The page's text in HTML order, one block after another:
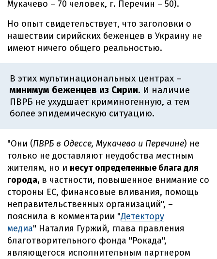
Мукачево – 70 человек, г. Перечин – 50).
Но опыт свидетельствует, что заголовки о
нашествии сирийских беженцев в Украину не
имеют ничего общего реальностью.
В этих мультинациональных центрах –
минимум беженцев из Сирии. И наличие
ПВРБ не ухудшает криминогенную, а тем
более эпидемическую ситуацию.
"Они (ПВРБ в Одессе, Мукачево и Перечине) не
только не доставляют неудобства местным
жителям, но и несут определенные блага для
города, в частности, повышенное внимание со
стороны ЕС, финансовые вливания, помощь
неправительственных организаций", –
пояснила в комментарии "Детектору
медиа" Наталия Гуржий, глава правления
благотворительного фонда "Рокада",
являющегося исполнительным партнером